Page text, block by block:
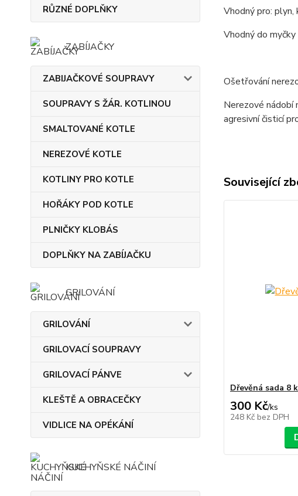
RŮZNÉ DOPLŇKY
ZABÍJAČKY
ZABIJAČKOVÉ SOUPRAVY
SOUPRAVY S ŽÁR. KOTLINOU
SMALTOVANÉ KOTLE
NEREZOVÉ KOTLE
KOTLINY PRO KOTLE
HOŘÁKY POD KOTLE
PLNIČKY KLOBÁS
DOPLŇKY NA ZABÍJAČKU
GRILOVÁNÍ
GRILOVÁNÍ
GRILOVACÍ SOUPRAVY
GRILOVACÍ PÁNVE
KLEŠTĚ A OBRACEČKY
VIDLICE NA OPÉKÁNÍ
KUCHYŇSKÉ NÁČINÍ
Vhodný pro: plyn,
Vhodný do myčky
Ošetřování
Nerezové
agresivní čisticí
Související
Dřevěná sada 8
300 Kč/ks
248 Kč bez DPH